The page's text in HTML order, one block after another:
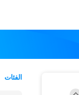
الفئات